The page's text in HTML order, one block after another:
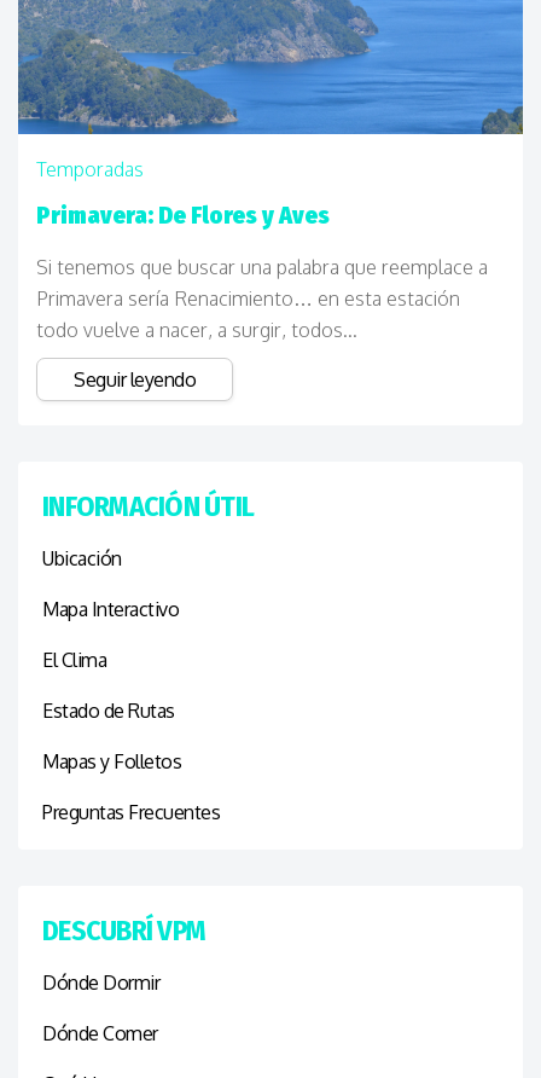
Temporadas
Primavera: De Flores y Aves
Si tenemos que buscar una palabra que reemplace a
Primavera sería Renacimiento… en esta estación
todo vuelve a nacer, a surgir, todos...
Seguir leyendo
INFORMACIÓN ÚTIL
Ubicación
Mapa Interactivo
El Clima
Estado de Rutas
Mapas y Folletos
Preguntas Frecuentes
DESCUBRÍ VPM
Dónde Dormir
Dónde Comer